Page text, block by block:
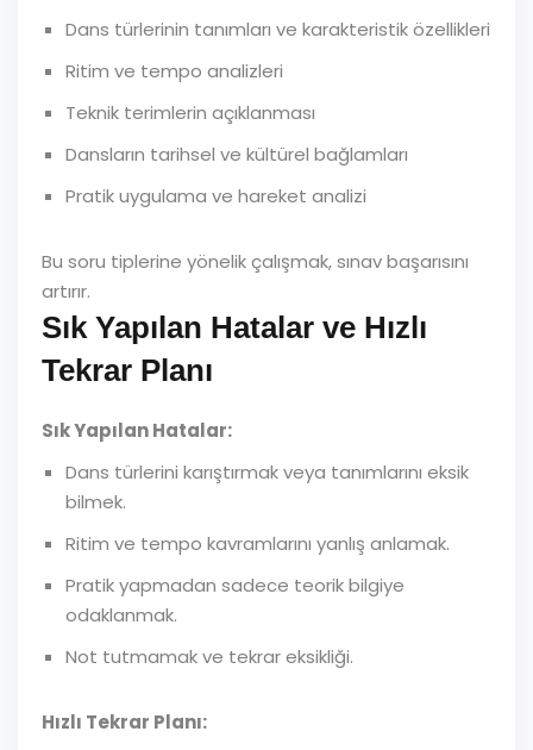
Dans türlerinin tanımları ve karakteristik özellikleri
Ritim ve tempo analizleri
Teknik terimlerin açıklanması
Dansların tarihsel ve kültürel bağlamları
Pratik uygulama ve hareket analizi
Bu soru tiplerine yönelik çalışmak, sınav başarısını
artırır.
Sık Yapılan Hatalar ve Hızlı
Tekrar Planı
Sık Yapılan Hatalar:
Dans türlerini karıştırmak veya tanımlarını eksik
bilmek.
Ritim ve tempo kavramlarını yanlış anlamak.
Pratik yapmadan sadece teorik bilgiye
odaklanmak.
Not tutmamak ve tekrar eksikliği.
Hızlı Tekrar Planı: